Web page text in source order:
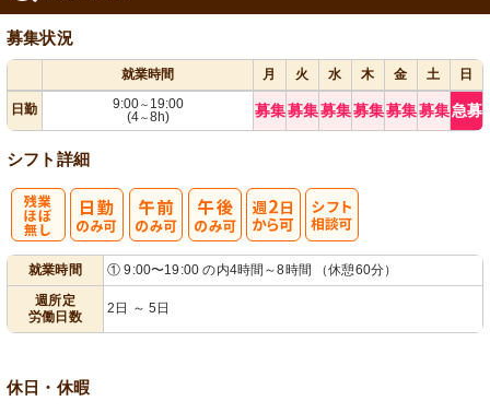
募集状況
就業時間 月 火 水 木 金 土 日
日勤 9:00～ 19:00
(4～8h) 募集募集募集募集募集募集急募
シフト詳細
就業時間
① 9:00〜19:00 の内4時間～8時間 （休憩60分）
週所定
労働日数
2日 ～ 5日
休日・休暇